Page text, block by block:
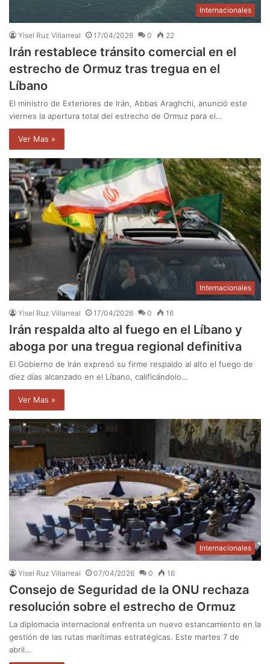
Internacionales
Yisel Ruz Villarreal 17/04/2026 0 22
Irán restablece tránsito comercial en el
estrecho de Ormuz tras tregua en el
Líbano
El ministro de Exteriores de Irán, Abbas Araghchi, anunció este
viernes la apertura total del estrecho de Ormuz para el…
Ver Mas »
Internacionales
Yisel Ruz Villarreal 17/04/2026 0 16
Irán respalda alto al fuego en el Líbano y
aboga por una tregua regional definitiva
El Gobierno de Irán expresó su firme respaldo al alto el fuego de
diez días alcanzado en el Líbano, calificándolo…
Ver Mas »
Internacionales
Yisel Ruz Villarreal 07/04/2026 0 16
Consejo de Seguridad de la ONU rechaza
resolución sobre el estrecho de Ormuz
La diplomacia internacional enfrenta un nuevo estancamiento en la
gestión de las rutas marítimas estratégicas. Este martes 7 de
abril…